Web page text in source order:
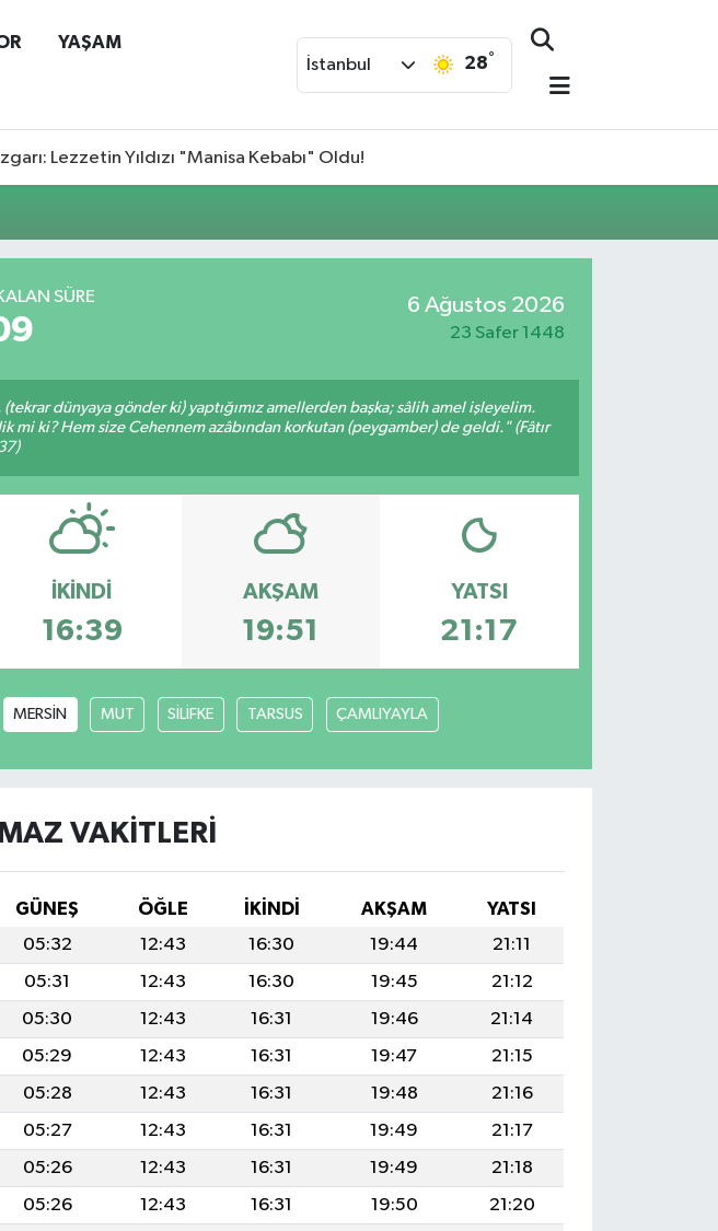
YAŞAM
İstanbul 28°
Lezzetin Yıldızı "Manisa Kebabı" Oldu!
SÜRE 6 Ağustos 2026
23 Safer 1448
dünyaya gönder ki) yaptığımız amellerden başka; sâlih amel işleyelim.
ki? Hem size Cehennem azâbından korkutan (peygamber) de geldi." (Fâtır
İKINDI
16:39
AKŞAM
19:51
YATSI
21:17
MERSİN MUT SİLİFKE TARSUS ÇAMLIYAYLA
VAKITLERI
GÜNEŞ ÖĞLE İKINDI AKŞAM
YATSI
05:32 12:43 16:30 19:44
21:11
05:31 12:43 16:30 19:45
21:12
05:30 12:43 16:31 19:46
21:14
05:29 12:43 16:31 19:47
21:15
05:28 12:43 16:31 19:48
21:16
05:27 12:43 16:31 19:49
21:17
05:26 12:43 16:31 19:49
21:18
05:26 12:43 16:31 19:50
21:20